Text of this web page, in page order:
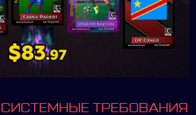
ТРЕБОВАНИЯ